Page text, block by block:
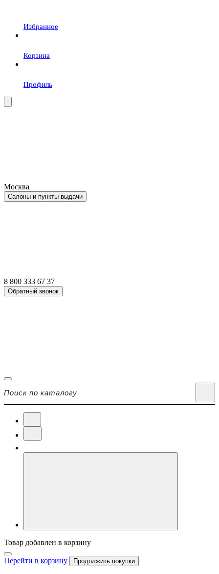
Избранное
Корзина
Профиль
Москва
Салоны и пункты выдачи
8 800 333 67 37
Обратный звонок
Товар добавлен в корзину
Перейти в корзину Продолжить покупки